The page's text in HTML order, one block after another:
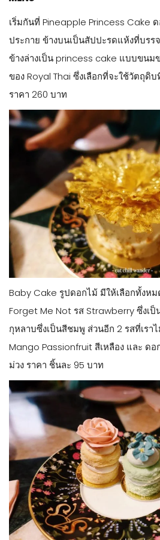
เริ่มกันที่ Pineapple Princess Cake
ประกาย ข้างบนเป็นสัปปะรดแห้งที่บรร
ข้างล่างเป็น princess cake แบบขนม
ของ Royal Thai ซึ่งเลือกที่จะใช้วัตถุดิ
ราคา 260 บาท
Baby Cake รูปดอกไม้ มีให้เลือกทั้งหม
Forget Me Not รส Strawberry ซึ่งเป็
กุหลาบซึ่งเป็นสีชมพู ส่วนอีก 2 รสที่เรา
Mango Passionfruit สีเหลือง และ ด
ม่วง ราคา ชิ้นละ 95 บาท